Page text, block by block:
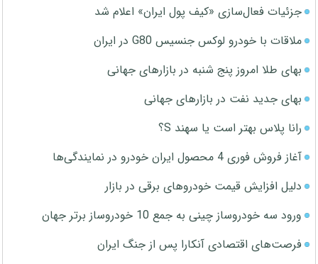
جزئیات فعال‌سازی «کیف پول ایران» اعلام شد
ملاقات با خودرو لوکس جنسیس G80 در ایران
بهای طلا امروز پنج شنبه در بازارهای جهانی
بهای جدید نفت در بازارهای جهانی
رانا پلاس بهتر است یا سهند S؟
آغاز فروش فوری 4 محصول ایران خودرو در نمایندگی‌ها
دلیل افزایش قیمت خودروهای برقی در بازار
ورود سه خودروساز چینی به جمع 10 خودروساز برتر جهان
فرصت‌های اقتصادی آنکارا پس از جنگ ایران